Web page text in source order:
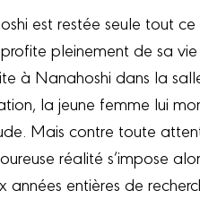
est restée seule tout
pleinement de sa
à Nanahoshi dans la
la jeune femme lui
Mais contre toute
réalité s’impose
années entières de